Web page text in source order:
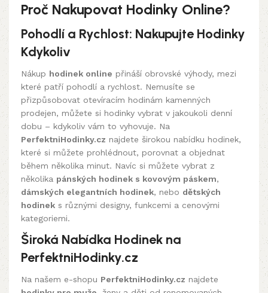
Proč Nakupovat Hodinky Online?
Pohodlí a Rychlost: Nakupujte Hodinky
Kdykoliv
Nákup hodinek online přináší obrovské výhody, mezi
které patří pohodlí a rychlost. Nemusíte se
přizpůsobovat otevíracím hodinám kamenných
prodejen, můžete si hodinky vybrat v jakoukoli denní
dobu – kdykoliv vám to vyhovuje. Na
PerfektniHodinky.cz najdete širokou nabídku hodinek,
které si můžete prohlédnout, porovnat a objednat
během několika minut. Navíc si můžete vybrat z
několika pánských hodinek s kovovým páskem,
dámských elegantních hodinek, nebo dětských
hodinek s různými designy, funkcemi a cenovými
kategoriemi.
Široká Nabídka Hodinek na
PerfektniHodinky.cz
Na našem e-shopu PerfektniHodinky.cz najdete